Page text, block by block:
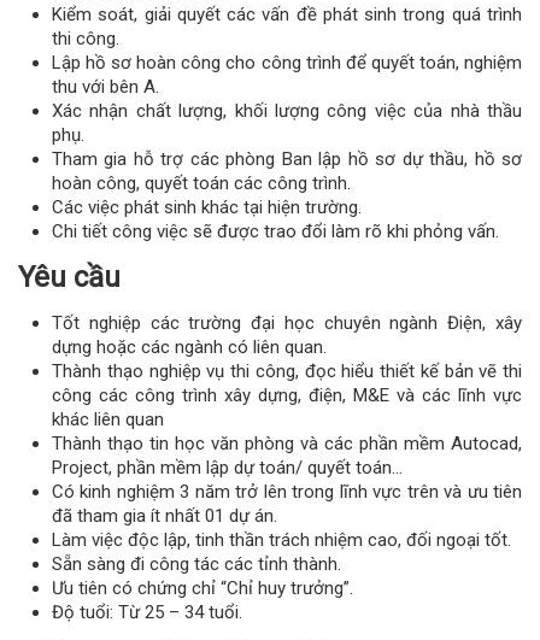
Kiểm soát, giải quyết các vấn đề phát sinh trong quá trình
thi công.
Lập hồ sơ hoàn công cho công trình để quyết toán, nghiệm
thu với bên A.
Xác nhận chất lượng, khối lượng công việc của nhà thầu
phụ.
Tham gia hỗ trợ các phòng Ban lập hồ sơ dự thầu, hồ sơ
hoàn công, quyết toán các công trình.
Các việc phát sinh khác tại hiện trường.
Chi tiết công việc sẽ được trao đổi làm rõ khi phỏng vấn.
Yêu cầu
Tốt nghiệp các trường đại học chuyên ngành Điện, xây
dựng hoặc các ngành có liên quan.
Thành thạo nghiệp vụ thi công, đọc hiểu thiết kế bản vẽ thi
công các công trình xây dựng, điện, M&E và các lĩnh vực
khác liên quan
Thành thạo tin học văn phòng và các phần mềm Autocad,
Project, phần mềm lập dự toán/ quyết toán…
Có kinh nghiệm 3 năm trở lên trong lĩnh vực trên và ưu tiên
đã tham gia ít nhất 01 dự án.
Làm việc độc lập, tinh thần trách nhiệm cao, đối ngoại tốt.
Sẵn sàng đi công tác các tỉnh thành.
Ưu tiên có chứng chỉ “Chỉ huy trưởng”.
Độ tuổi: Từ 25 – 34 tuổi.